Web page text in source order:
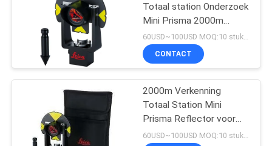
SITEMAP
PRIVACY
POLICY
Totaal station Onderzoek
Mini Prisma 2000m
GMP101 17.5 Constante60USD~100USD MOQ:10 stukken
CONTACT
2000m Verkenning
Totaal Station Mini
Prisma Reflector voor
gebouw gevels GMP10160USD~100USD MOQ:10 stukken